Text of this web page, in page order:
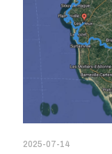
2025-07-14